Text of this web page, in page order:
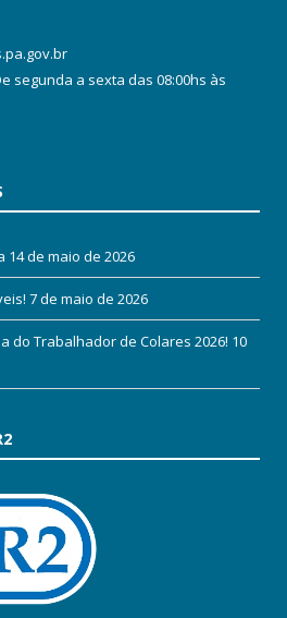
segunda a sexta das 08:00hs às
14 de maio de 2026
7 de maio de 2026
do Trabalhador de Colares 2026! 10